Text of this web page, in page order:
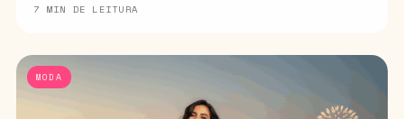
7 MIN DE LEITURA
MODA